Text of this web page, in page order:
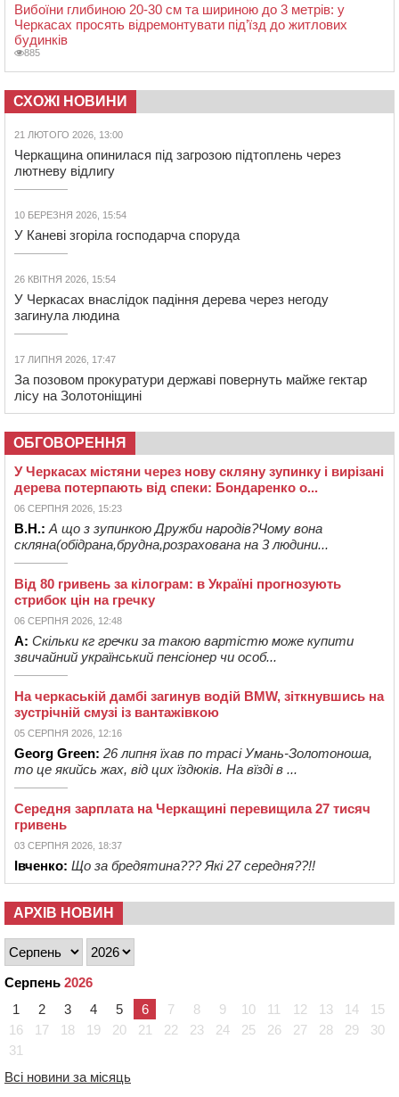
Вибоїни глибиною 20-30 см та шириною до 3 метрів: у
Черкасах просять відремонтувати під’їзд до житлових
будинків
885
СХОЖІ НОВИНИ
21 ЛЮТОГО 2026, 13:00
Черкащина опинилася під загрозою підтоплень через
лютневу відлигу
10 БЕРЕЗНЯ 2026, 15:54
У Каневі згоріла господарча споруда
26 КВІТНЯ 2026, 15:54
У Черкасах внаслідок падіння дерева через негоду
загинула людина
17 ЛИПНЯ 2026, 17:47
За позовом прокуратури державі повернуть майже гектар
лісу на Золотоніщині
ОБГОВОРЕННЯ
У Черкасах містяни через нову скляну зупинку і вирізані
дерева потерпають від спеки: Бондаренко о...
06 СЕРПНЯ 2026, 15:23
В.Н.: А що з зупинкою Дружби народів?Чому вона
скляна(обідрана,брудна,розрахована на 3 людини...
Від 80 гривень за кілограм: в Україні прогнозують
стрибок цін на гречку
06 СЕРПНЯ 2026, 12:48
А: Скільки кг гречки за такою вартістю може купити
звичайний український пенсіонер чи особ...
На черкаській дамбі загинув водій BMW, зіткнувшись на
зустрічній смузі із вантажівкою
05 СЕРПНЯ 2026, 12:16
Georg Green: 26 липня їхав по трасі Умань-Золотоноша,
то це якийсь жах, від цих їздюків. На вїзді в ...
Середня зарплата на Черкащині перевищила 27 тисяч
гривень
03 СЕРПНЯ 2026, 18:37
Івченко: Що за бредятина??? Які 27 середня??!!
АРХІВ НОВИН
Серпень 2026
1
2 3 4 5 6 7 8 9 10 11 12 13 14
15
16
17 18 19 20 21 22 23 24 25 26 27 28 29
30
31
Всі новини за місяць